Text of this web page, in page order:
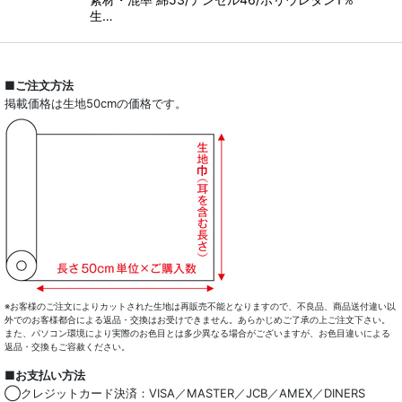
生…
■ご注文方法
掲載価格は生地50cmの価格です。
※お客様のご注文によりカットされた生地は再販売不能となりますので、不良品、商品送付違い以
外でのお客様都合による返品・交換はお受けできません。あらかじめご了承の上ご注文下さい。
また、パソコン環境により実際のお色目とは多少異なる場合がございますが、お色目違いによる
返品・交換もご容赦ください。
■お支払い方法
◯クレジットカード決済：VISA／MASTER／JCB／AMEX／DINERS